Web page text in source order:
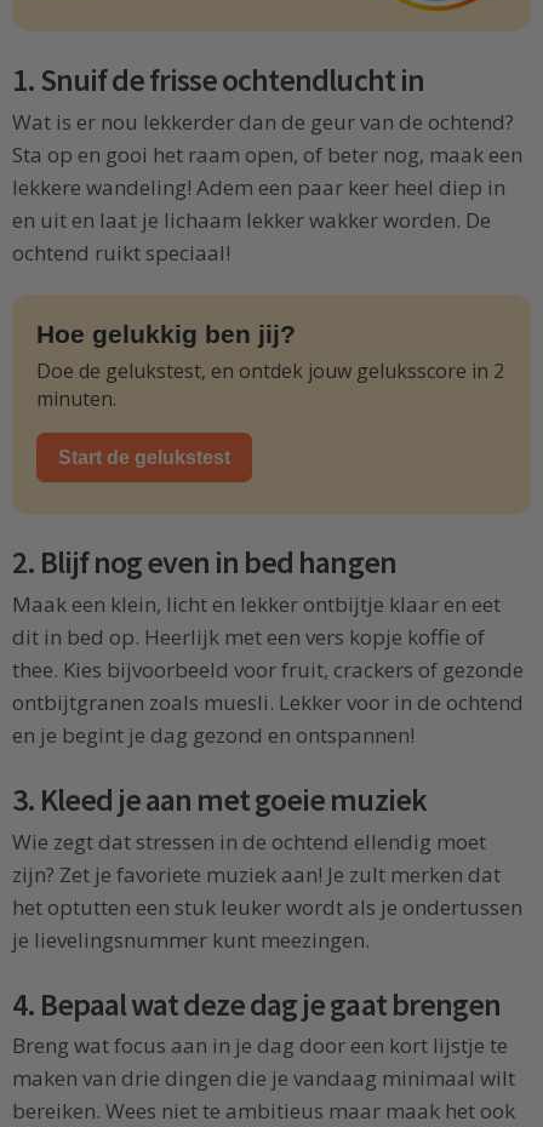
1. Snuif de frisse ochtendlucht in
Wat is er nou lekkerder dan de geur van de ochtend?
Sta op en gooi het raam open, of beter nog, maak een
lekkere wandeling! Adem een paar keer heel diep in
en uit en laat je lichaam lekker wakker worden. De
ochtend ruikt speciaal!
Hoe gelukkig ben jij?
Doe de gelukstest, en ontdek jouw geluksscore in 2
minuten.
Start de gelukstest
2. Blijf nog even in bed hangen
Maak een klein, licht en lekker ontbijtje klaar en eet
dit in bed op. Heerlijk met een vers kopje koffie of
thee. Kies bijvoorbeeld voor fruit, crackers of gezonde
ontbijtgranen zoals muesli. Lekker voor in de ochtend
en je begint je dag gezond en ontspannen!
3. Kleed je aan met goeie muziek
Wie zegt dat stressen in de ochtend ellendig moet
zijn? Zet je favoriete muziek aan! Je zult merken dat
het optutten een stuk leuker wordt als je ondertussen
je lievelingsnummer kunt meezingen.
4. Bepaal wat deze dag je gaat brengen
Breng wat focus aan in je dag door een kort lijstje te
maken van drie dingen die je vandaag minimaal wilt
bereiken. Wees niet te ambitieus maar maak het ook